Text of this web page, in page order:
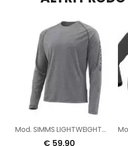
Mod.SIMMS LIGHTWEIGHT CORE TOP
€ 59,90